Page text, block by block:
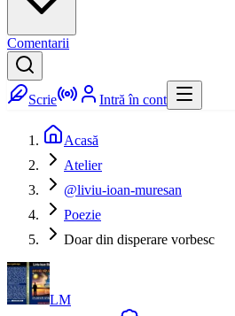
Comentarii
Scrie Intră în cont
Acasă
Atelier
@liviu-ioan-muresan
Poezie
Doar din disperare vorbesc
LM